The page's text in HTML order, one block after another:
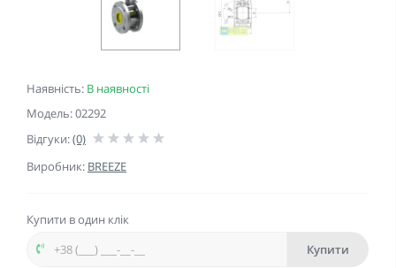
Наявність: В наявності
Модель: 02292
Відгуки:(0)
Виробник: BREEZE
Купити в один клік
Купити